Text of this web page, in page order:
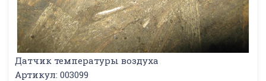
Датчик температуры воздуха
Артикул: 003099